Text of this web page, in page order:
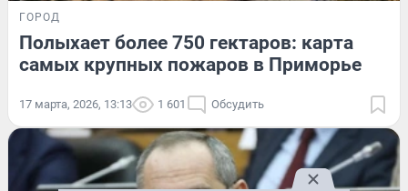
ГОРОД
Полыхает более 750 гектаров: карта
самых крупных пожаров в Приморье
17 марта, 2026, 13:13 1 601 Обсудить